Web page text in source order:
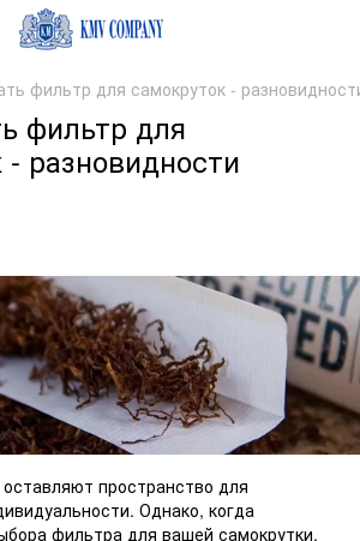
фильтр для самокруток -
фильтр для
- разновидности
пространство для
Однако, когда
фильтра для вашей самокрутки,